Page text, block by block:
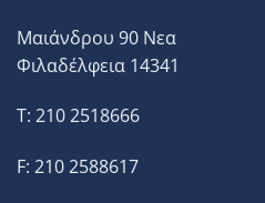
Μαιάνδρου 90 Νεα
Φιλαδέλφεια 14341
T: 210 2518666
F: 210 2588617